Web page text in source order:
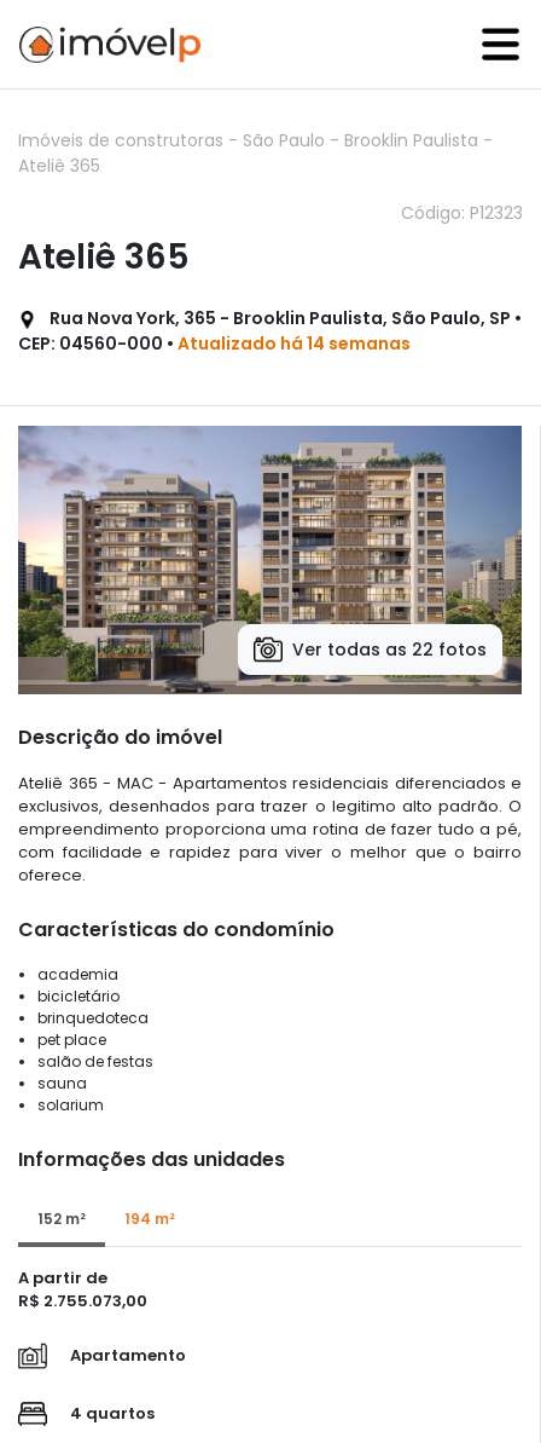
Imóveis de construtoras - São Paulo - Brooklin Paulista -
Ateliê 365
Código: P12323
Ateliê 365
Rua Nova York, 365 - Brooklin Paulista, São Paulo, SP •
CEP: 04560-000 • Atualizado há 14 semanas
Ver todas as 22 fotos
Descrição do imóvel
Ateliê 365 - MAC - Apartamentos residenciais diferenciados e
exclusivos, desenhados para trazer o legitimo alto padrão. O
empreendimento proporciona uma rotina de fazer tudo a pé,
com facilidade e rapidez para viver o melhor que o bairro
oferece.
Características do condomínio
academia
bicicletário
brinquedoteca
pet place
salão de festas
sauna
solarium
Informações das unidades
152 m² 194 m²
A partir de
R$ 2.755.073,00
Apartamento
4 quartos